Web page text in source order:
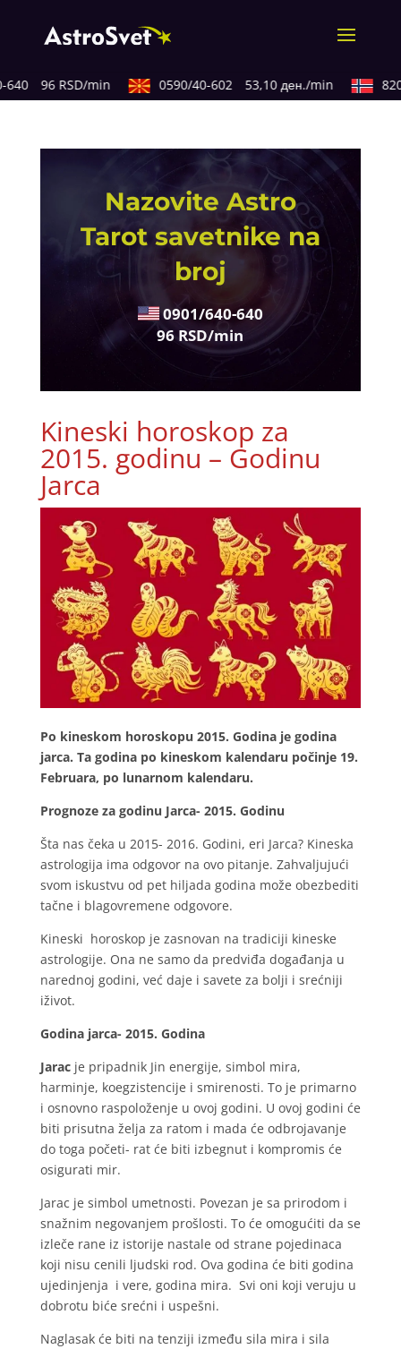
96 RSD/min 0590/40-602 53,10 ден./min 820/
Nazovite Astro
Tarot savetnike na
broj
0901/640-640
96 RSD/min
Kineski horoskop za
2015. godinu – Godinu
Jarca
Po kineskom horoskopu 2015. Godina je godina
jarca. Ta godina po kineskom kalendaru počinje 19.
Februara, po lunarnom kalendaru.
Prognoze za godinu Jarca- 2015. Godinu
Šta nas čeka u 2015- 2016. Godini, eri Jarca? Kineska
astrologija ima odgovor na ovo pitanje. Zahvaljujući
svom iskustvu od pet hiljada godina može obezbediti
tačne i blagovremene odgovore.
Kineski horoskop je zasnovan na tradiciji kineske
astrologije. Ona ne samo da predviđa događanja u
narednoj godini, već daje i savete za bolji i srećniji
iživot.
Godina jarca- 2015. Godina
Jarac je pripadnik Jin energije, simbol mira,
harminje, koegzistencije i smirenosti. To je primarno
i osnovno raspoloženje u ovoj godini. U ovoj godini će
biti prisutna želja za ratom i mada će odbrojavanje
do toga početi- rat će biti izbegnut i kompromis će
osigurati mir.
Jarac je simbol umetnosti. Povezan je sa prirodom i
snažnim negovanjem prošlosti. To će omogućiti da se
izleče rane iz istorije nastale od strane pojedinaca
koji nisu cenili ljudski rod. Ova godina će biti godina
ujedinjenja i vere, godina mira. Svi oni koji veruju u
dobrotu biće srećni i uspešni.
Naglasak će biti na tenziji između sila mira i sila